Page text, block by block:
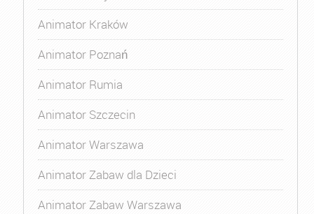
Animator Kraków
Animator Poznań
Animator Rumia
Animator Szczecin
Animator Warszawa
Animator Zabaw dla Dzieci
Animator Zabaw Warszawa